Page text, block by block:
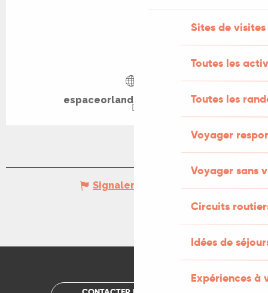
Sites de visites
Toutes les
Toutes les
Voyager
Voyager sans
Circuits
Idées de
Expériences à
espaceorlando.over-blog.fr
Signaler une erreur